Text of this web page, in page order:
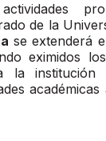
de la
se extenderá
eximidos
la